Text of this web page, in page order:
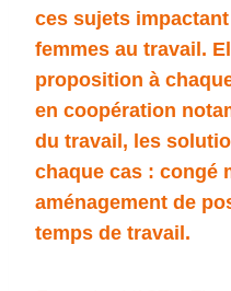
ces sujets
femmes au travail.
proposition à
en coopération
du travail, les
chaque cas : congé
aménagement de
temps de travail.